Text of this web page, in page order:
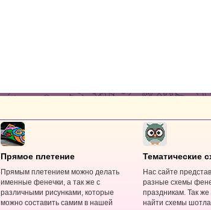
Прямое плетение
Прямым плетением можно делать
именные фенечки, а так же с
различными рисунками, которые
можно составить самим в нашей
Тематические
Нас сайте
разные схемы
праздникам. Так
найти схемы